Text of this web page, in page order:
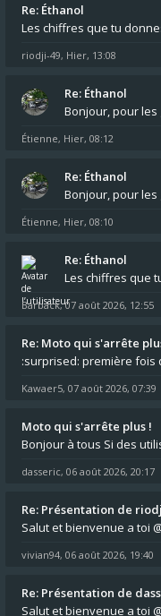
Re: Éthanol
riodji-49, Hier, 13:08
Re: Éthanol
Étienne, Hier, 08:12
Re: Éthanol
Étienne, Hier, 08:10
Re: Éthanol
Barback,07 août 2026, 12:55
Re: Moto qui s'arrête
Kawaer5, 07 août 2026, 07:39
Moto qui s'arrête plus !
dasseric, 06 août 2026, 20:17
Re: Présentation de
Salut et bienvenue a toi
vivian94, 06 août 2026, 19:40
Re: Présentation de
Salut et bienvenue a toi